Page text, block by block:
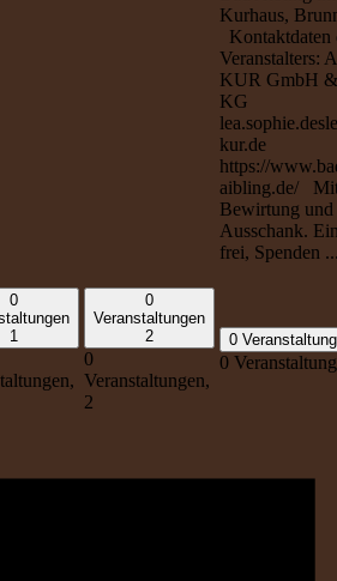
Kurhaus,
Kontaktdaten
Veranstalters:
KUR GmbH
KG
kur.de
https://
aibling.de/
Bewirtung und
Ausschank.
frei, Spenden
0
1
0
Veranstaltungen
2
0
Veranstaltungen,
2
0
0